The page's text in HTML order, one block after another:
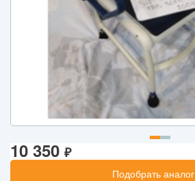
10 350 ₽
Подобрать аналог